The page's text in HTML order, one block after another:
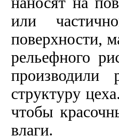
или
поверхности,
рельефного
производили
структуру
чтобы
влаги.